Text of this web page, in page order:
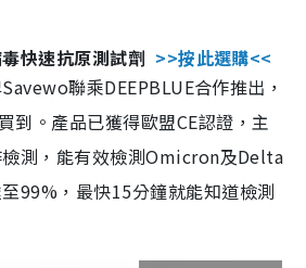
快速抗原測試劑 >>按此選購<<
聯乘DEEPBLUE合作推出，
到。產品已獲得歐盟CE認證，主
測，能有效檢測Omicron及Delta
99%，最快15分鐘就能知道檢測